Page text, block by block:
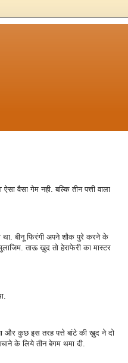
वैसा गेम नही. बल्कि तीन पत्ती वाला
था. बीनू फिरंगी अपने शौक पुरे करने के
ताऊ ख़ुद तो हेराफेरी का मास्टर
और कुछ इस तरह पत्ते बांटे की ख़ुद ने दो
के लिये तीन बेगम थमा दी.